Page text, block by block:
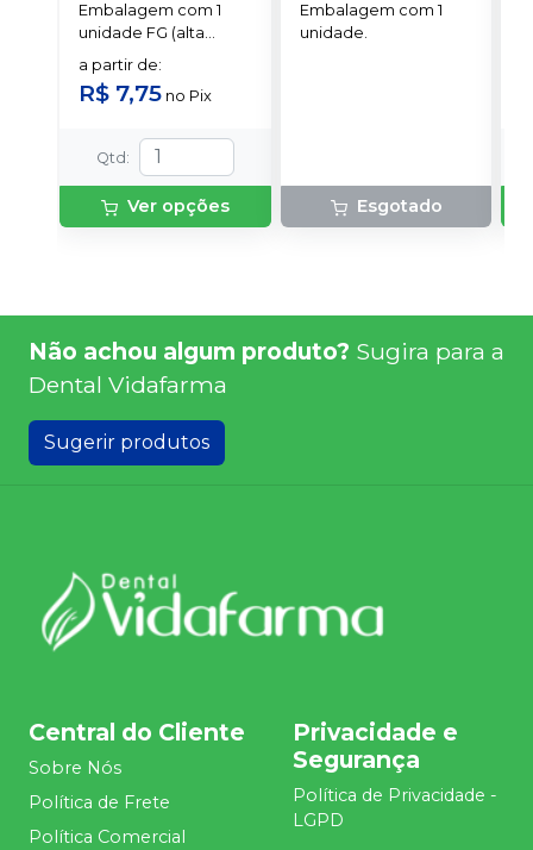
Embalagem com 1
unidade FG (alta
rotação).
a partir de:
R$ 7,75 no Pix
Qtd :
Ver opções
Embalagem com 1
unidade.
Esgotado
Não achou algum produto? Sugira para a
Dental Vidafarma
Sugerir produtos
Central do Cliente
Sobre Nós
Política de Frete
Política Comercial
Privacidade e
Segurança
Política de Privacidade -
LGPD